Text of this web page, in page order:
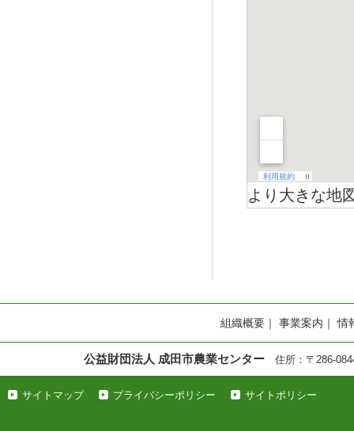
より大きな地
組織概要 ｜ 事業案内 ｜ 情
公益財団法人 成田市農業センター 住所：〒286-
サイトマップ プライバシーポリシー サイトポリシー